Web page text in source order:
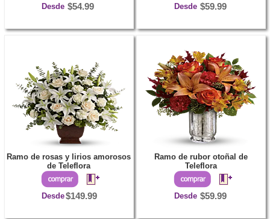
Desde $54.99 Desde $59.99
Ramo de rosas y lirios amorosos
de Teleflora
Desde$149.99
Ramo de rubor otoñal de
Teleflora
Desde $59.99